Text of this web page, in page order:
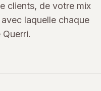
clients, de votre mix
laquelle chaque
Querri.